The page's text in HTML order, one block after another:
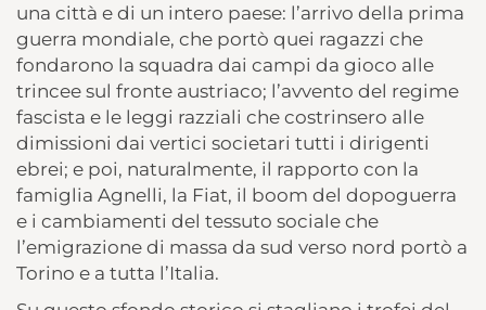
una città e di un intero paese: l’arrivo della prima
guerra mondiale, che portò quei ragazzi che
fondarono la squadra dai campi da gioco alle
trincee sul fronte austriaco; l’avvento del regime
fascista e le leggi razziali che costrinsero alle
dimissioni dai vertici societari tutti i dirigenti
ebrei; e poi, naturalmente, il rapporto con la
famiglia Agnelli, la Fiat, il boom del dopoguerra
e i cambiamenti del tessuto sociale che
l’emigrazione di massa da sud verso nord portò a
Torino e a tutta l’Italia.